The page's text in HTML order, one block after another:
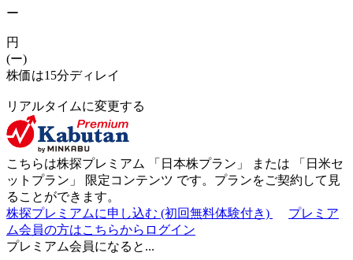
ー
円
(ー)
株価は15分ディレイ
リアルタイムに変更する
こちらは株探プレミアム 「 日本株プラン 」 または 「 日米セ
ットプラン 」 限定コンテンツ です。プランをご契約して見
ることができます。
株探プレミアムに申し込む (初回無料体験付き)
プレミア
ム会員の方はこちらからログイン
プレミアム会員になると...